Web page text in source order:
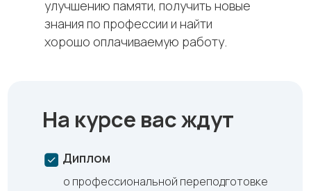
улучшению памяти, получить новые
знания по профессии и найти
хорошо оплачиваемую работу.
На курсе вас ждут
Диплом
о профессиональной переподготовке